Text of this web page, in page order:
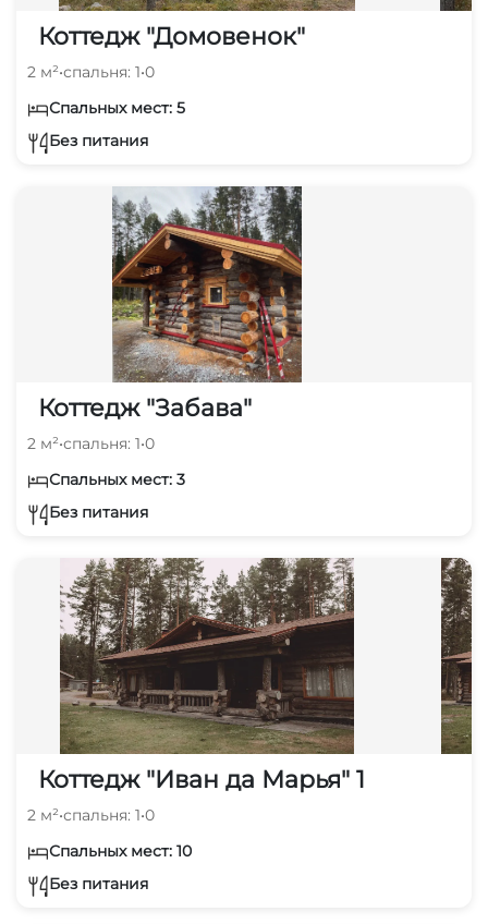
Коттедж "Домовенок"
2 м²•спальня: 1•0
Спальных мест: 5
Без питания
Коттедж "Забава"
2 м²•спальня: 1•0
Спальных мест: 3
Без питания
Коттедж "Иван да Марья" 1
2 м²•спальня: 1•0
Спальных мест: 10
Без питания